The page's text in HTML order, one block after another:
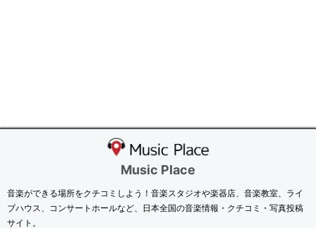
Music Place
音楽ができる場所をクチコミしよう！音楽スタジオや楽器店、音楽教室、ライ
ブハウス、コンサートホールなど、日本全国の音楽情報・クチコミ・写真投稿
サイト。